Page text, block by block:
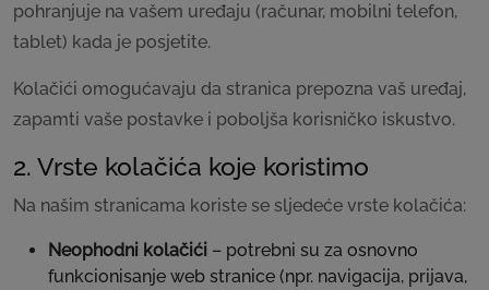
pohranjuje na vašem uređaju (računar, mobilni telefon,
tablet) kada je posjetite.
Kolačići omogućavaju da stranica prepozna vaš uređaj,
zapamti vaše postavke i poboljša korisničko iskustvo.
2. Vrste kolačića koje koristimo
Na našim stranicama koriste se sljedeće vrste kolačića:
Neophodni kolačići – potrebni su za osnovno
funkcionisanje web stranice (npr. navigacija, prijava,